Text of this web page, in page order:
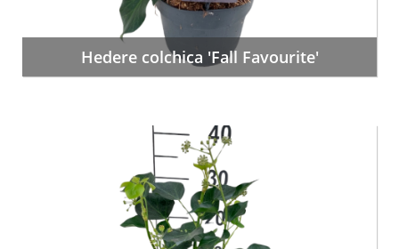
Hedere colchica 'Fall Favourite'